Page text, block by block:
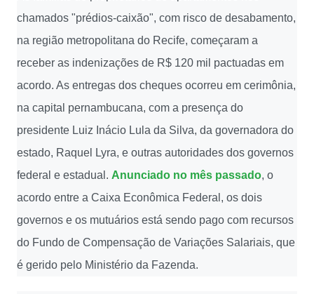
chamados "prédios-caixão", com risco de desabamento,
na região metropolitana do Recife, começaram a
receber as indenizações de R$ 120 mil pactuadas em
acordo. As entregas dos cheques ocorreu em cerimônia,
na capital pernambucana, com a presença do
presidente Luiz Inácio Lula da Silva, da governadora do
estado, Raquel Lyra, e outras autoridades dos governos
federal e estadual. Anunciado no mês passado, o
acordo entre a Caixa Econômica Federal, os dois
governos e os mutuários está sendo pago com recursos
do Fundo de Compensação de Variações Salariais, que
é gerido pelo Ministério da Fazenda.